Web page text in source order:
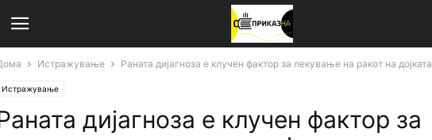
Истражување Раната дијагноза е клучен фактор за лекување на ракот на дојката
Истражување
дијагноза е клучен фактор за